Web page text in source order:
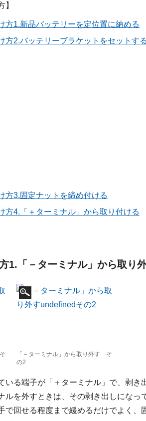
】
方1.新品バッテリーを定位置に納める
方2.バッテリーブラケットをセットする
方3.固定ナットを締め付ける
方4.「＋ターミナル」から取り付ける
1.「－ターミナル」から取り
「－ターミナル」から取り外す そ
の2
いる端子が「＋ターミナル」で、剥き
ルを外すときは、その剥き出しになっ
で回せる程度まで緩めるだけでよく、